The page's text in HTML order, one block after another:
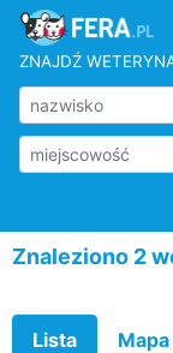
ZNAJDŹ
Znaleziono 2
Lista Mapa